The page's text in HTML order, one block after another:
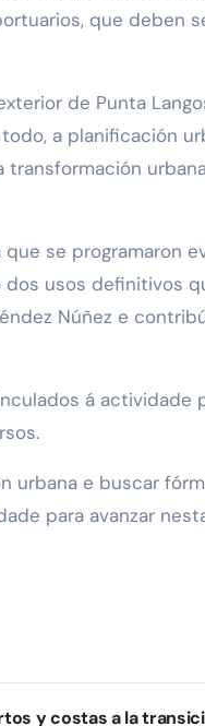
que deben
de Punta
a planificación
transformación
que se programaron
dos usos definitivos
Núñez e
á actividade
e buscar
para avanzar
y costas a la